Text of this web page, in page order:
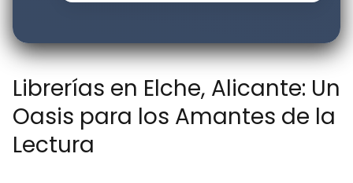
Librerías en Elche, Alicante: Un
Oasis para los Amantes de la
Lectura